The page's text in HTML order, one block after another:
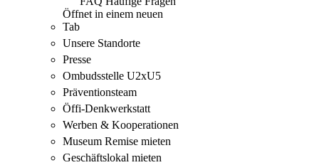
Öffnet in einem neuen
Tab
Unsere Standorte
Presse
Ombudsstelle U2xU5
Präventionsteam
Öffi-Denkwerkstatt
Werben & Kooperationen
Museum Remise mieten
Geschäftslokal mieten